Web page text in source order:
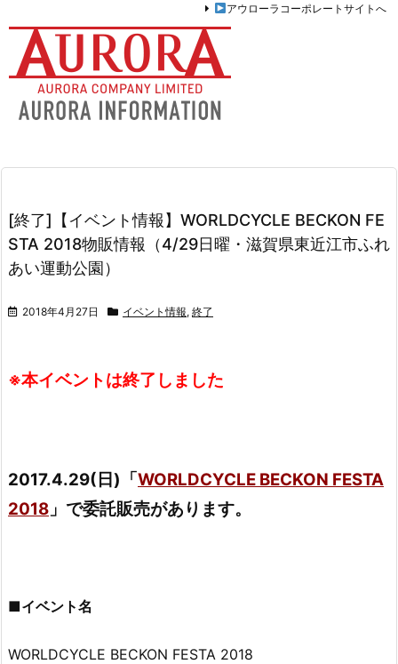
アウローラコーポレートサイトへ
[終了]【イベント情報】WORLDCYCLE BECKON FE
STA 2018物販情報（4/29日曜・滋賀県東近江市ふれ
あい運動公園）
2018年4月27日 イベント情報, 終了
※本イベントは終了しました
2017.4.29(日)「WORLDCYCLE BECKON FESTA
2018 」で委託販売があります。
■イベント名
WORLDCYCLE BECKON FESTA 2018